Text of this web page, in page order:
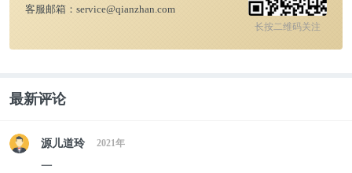
16826590千美元(16826.59百万美元/168.27亿美元)，
客服邮箱： service@qianzhan.com
长按二维码关注
最新评论
源儿道玲 2021年
一